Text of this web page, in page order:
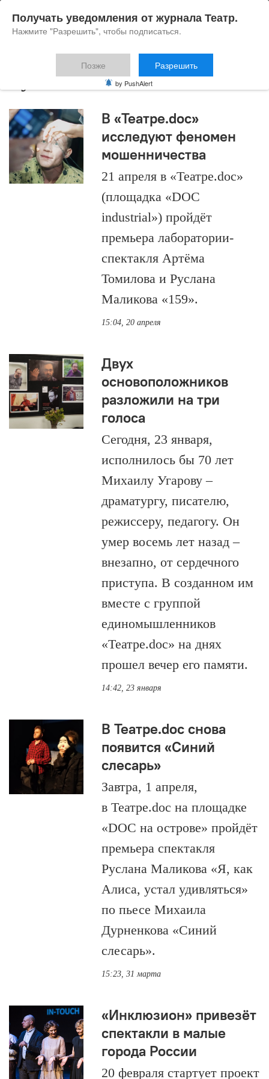
Руслан Маликов
В «Театре.doc»
исследуют феномен
мошенничества
21 апреля в «Театре.doc»
(площадка «DOC
industrial») пройдёт
премьера лаборатории-
спектакля Артёма
Томилова и Руслана
Маликова «159».
15:04, 20 апреля
Двух
основоположников
разложили на три
голоса
Сегодня, 23 января,
исполнилось бы 70 лет
Михаилу Угарову –
драматургу, писателю,
режиссеру, педагогу. Он
умер восемь лет назад –
внезапно, от сердечного
приступа. В созданном им
вместе с группой
единомышленников
«Театре.doc» на днях
прошел вечер его памяти.
14:42, 23 января
В Театре.doc снова
появится «Синий
слесарь»
Завтра, 1 апреля,
в Театре.doc на площадке
«DOC на острове» пройдёт
премьера спектакля
Руслана Маликова «Я, как
Алиса, устал удивляться»
по пьесе Михаила
Дурненкова «Синий
слесарь».
15:23, 31 марта
«Инклюзион» привезёт
спектакли в малые
города России
20 февраля стартует проект
Получать уведомления от журнала Театр.
Нажмите "Разрешить", чтобы подписаться.
Позже Разрешить
by PushAlert